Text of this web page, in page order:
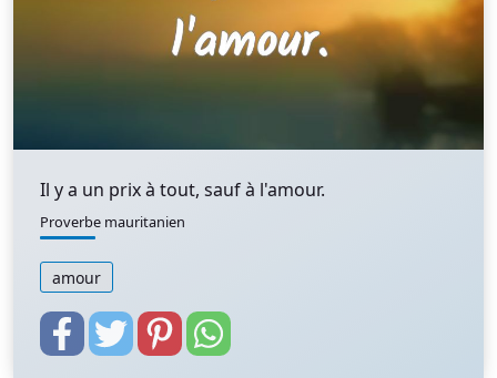
Il y a un prix à tout, sauf à l'amour.
Proverbe mauritanien
amour